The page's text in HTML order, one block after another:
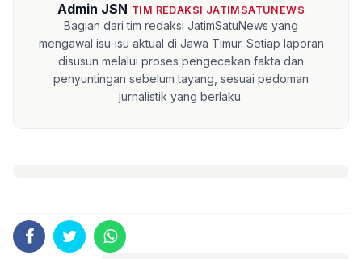
Admin JSN TIM REDAKSI JATIMSATUNEWS
Bagian dari tim redaksi JatimSatuNews yang
mengawal isu-isu aktual di Jawa Timur. Setiap laporan
disusun melalui proses pengecekan fakta dan
penyuntingan sebelum tayang, sesuai pedoman
jurnalistik yang berlaku.